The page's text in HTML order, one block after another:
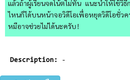
แล้วถ้าผู้เรียนจดโน้ตไม่ทัน แนะนำให้ใช้วิ
ไหนก็ได้บนหน้าจอวิดีโอเพื่อหยุดวิดีโอชั่วค
หมีอาจช่วยไม่ได้นะครับ!
Description: -